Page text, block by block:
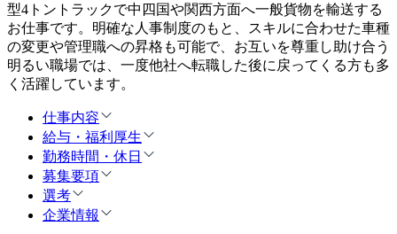
型4トントラックで中四国や関西方面へ一般貨物を輸送する
お仕事です。明確な人事制度のもと、スキルに合わせた車種
の変更や管理職への昇格も可能で、お互いを尊重し助け合う
明るい職場では、一度他社へ転職した後に戻ってくる方も多
く活躍しています。
仕事内容
給与・福利厚生
勤務時間・休日
募集要項
選考
企業情報